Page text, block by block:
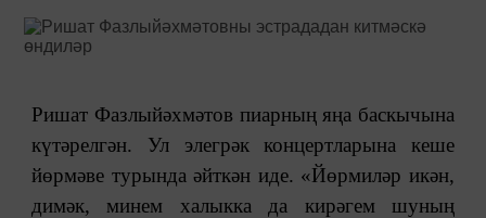
Ришат Фазлыйәхмәтов пиарның яңа баскычына
күтәрелгән. Ул элегрәк концертларына кеше
йөрмәве турында әйткән иде. «Йөрмиләр икән,
димәк, минем халыкка да кирәгем шуның